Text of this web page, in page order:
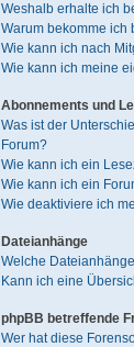
Weshalb erhalte ich
Warum bekomme ich
Wie kann ich nach
Wie kann ich meine
Abonnements und
Was ist der
Forum?
Wie kann ich ein
Wie kann ich ein
Wie deaktiviere ich
Dateianhänge
Welche
Kann ich eine
phpBB betreffende
Wer hat diese